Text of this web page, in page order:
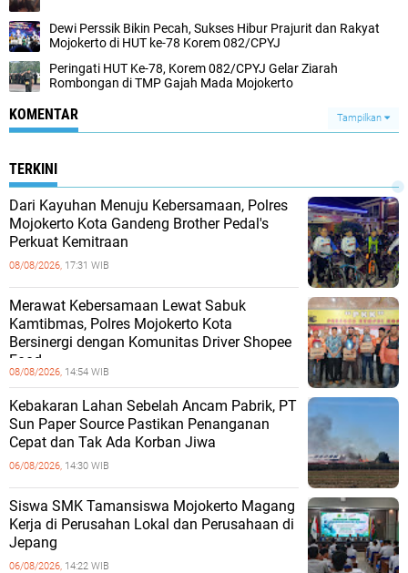
Dewi Perssik Bikin Pecah, Sukses Hibur Prajurit dan Rakyat
Mojokerto di HUT ke-78 Korem 082/CPYJ
Peringati HUT Ke-78, Korem 082/CPYJ Gelar Ziarah
Rombongan di TMP Gajah Mada Mojokerto
KOMENTAR Tampilkan
TERKINI
Dari Kayuhan Menuju Kebersamaan, Polres
Mojokerto Kota Gandeng Brother Pedal's
Perkuat Kemitraan
08/08/2026, 17:31 WIB
Merawat Kebersamaan Lewat Sabuk
Kamtibmas, Polres Mojokerto Kota
Bersinergi dengan Komunitas Driver Shopee
Food
08/08/2026, 14:54 WIB
Kebakaran Lahan Sebelah Ancam Pabrik, PT
Sun Paper Source Pastikan Penanganan
Cepat dan Tak Ada Korban Jiwa
06/08/2026, 14:30 WIB
Siswa SMK Tamansiswa Mojokerto Magang
Kerja di Perusahan Lokal dan Perusahaan di
Jepang
06/08/2026, 14:22 WIB